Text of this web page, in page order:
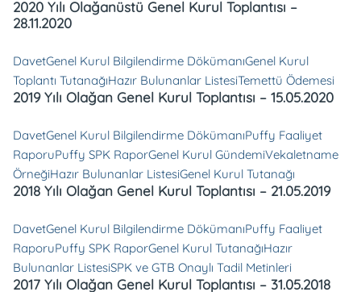
2020 Yılı Olağanüstü Genel Kurul Toplantısı –
28.11.2020
DavetGenel Kurul Bilgilendirme DökümanıGenel Kurul
Toplantı TutanağıHazır Bulunanlar ListesiTemettü Ödemesi
2019 Yılı Olağan Genel Kurul Toplantısı – 15.05.2020
DavetGenel Kurul Bilgilendirme DökümanıPuffy Faaliyet
RaporuPuffy SPK RaporGenel Kurul GündemiVekaletname
ÖrneğiHazır Bulunanlar ListesiGenel Kurul Tutanağı
2018 Yılı Olağan Genel Kurul Toplantısı – 21.05.2019
DavetGenel Kurul Bilgilendirme DökümanıPuffy Faaliyet
RaporuPuffy SPK RaporGenel Kurul TutanağıHazır
Bulunanlar ListesiSPK ve GTB Onaylı Tadil Metinleri
2017 Yılı Olağan Genel Kurul Toplantısı – 31.05.2018